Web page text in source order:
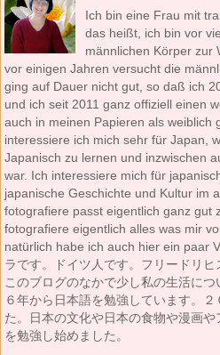
Ich bin eine Frau mit
das heißt, ich bin vor
männlichen Körper zur
vor einigen Jahren versucht die
ging auf Dauer nicht gut, so daß ich
und ich seit 2011 ganz offiziell einen
auch in meinen Papieren als weiblich
interessiere ich mich sehr für Japan,
Japanisch zu lernen und inzwischen
war. Ich interessiere mich für
japanische Geschichte und Kultur im
fotografiere passt eigentlich ganz gut
fotografiere eigentlich alles was mir
natürlich habe ich auch hier ein paar
ラです。ドイツ人です。フリードリヒ
このブログのなかで少し私の生活に
６年から日本語を勉強しています。
た。日本の文化や日本の食物や漫画
を勉強し始めました。